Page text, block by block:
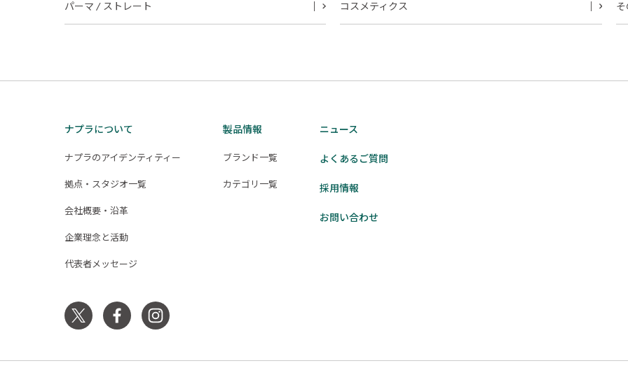
パーマ / ストレート コスメティクス
ナプラについて
ナプラのアイデンティティー
拠点・スタジオ一覧
会社概要・沿革
企業理念と活動
代表者メッセージ
製品情報
ブランド一覧
カテゴリ一覧
ニュース
よくあるご質問
採用情報
お問い合わせ